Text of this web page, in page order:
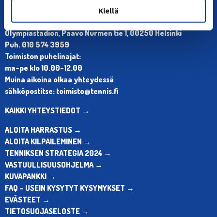
Kiellä
Olympiastadion, Paavo Nurmen tie 1, 00250 Helsinki
Puh. 010 574 3959
Toimiston puhelinajat:
ma-pe klo 10.00-12.00
Muina aikoina olkaa yhteydessä
sähköpostitse: toimisto@tennis.fi
KAIKKI YHTEYSTIEDOT →
ALOITA HARRASTUS →
ALOITA KILPAILEMINEN →
TENNIKSEN STRATEGIA 2024 →
VASTUULLISUUSOHJELMA →
KUVAPANKKI →
FAQ – USEIN KYSYTYT KYSYMYKSET →
EVÄSTEET →
TIETOSUOJASELOSTE →